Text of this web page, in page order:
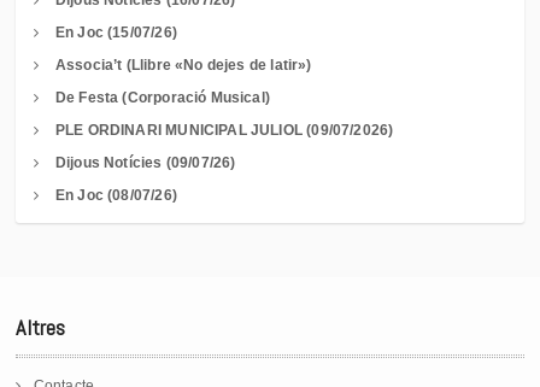
En Joc (15/07/26)
Associa’t (Llibre «No dejes de latir»)
De Festa (Corporació Musical)
PLE ORDINARI MUNICIPAL JULIOL (09/07/2026)
Dijous Notícies (09/07/26)
En Joc (08/07/26)
Altres